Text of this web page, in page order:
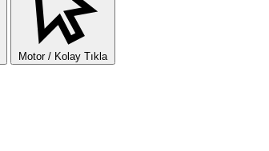
Motor / Kolay Tıkla